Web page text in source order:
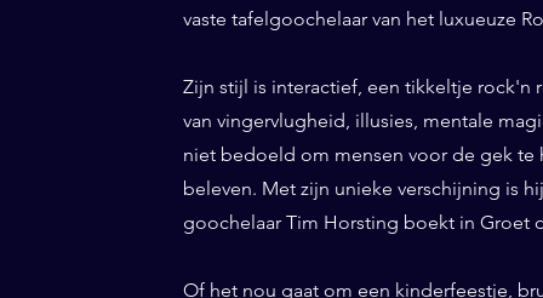
vaste tafelgoochelaar van het luxueuze
Zijn stijl is interactief, een tikkeltje rock'n
van vingervlugheid, illusies, mentale
niet bedoeld om mensen voor de gek te
beleven. Met zijn unieke verschijning is
goochelaar Tim Horsting boekt in Groet
Of het nou gaat om een kinderfeestje,